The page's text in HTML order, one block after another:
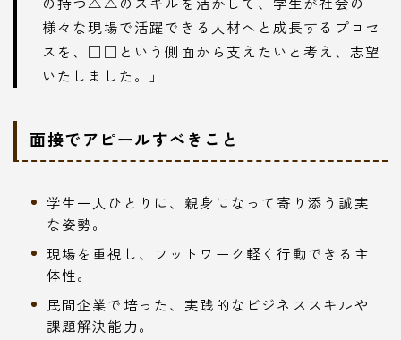
様々な現場で活躍できる人材へと成長するプロセ
スを、□□という側面から支えたいと考え、志望
いたしました。」
面接でアピールすべきこと
学生一人ひとりに、親身になって寄り添う誠実
な姿勢。
現場を重視し、フットワーク軽く行動できる主
体性。
民間企業で培った、実践的なビジネススキルや
課題解決能力。